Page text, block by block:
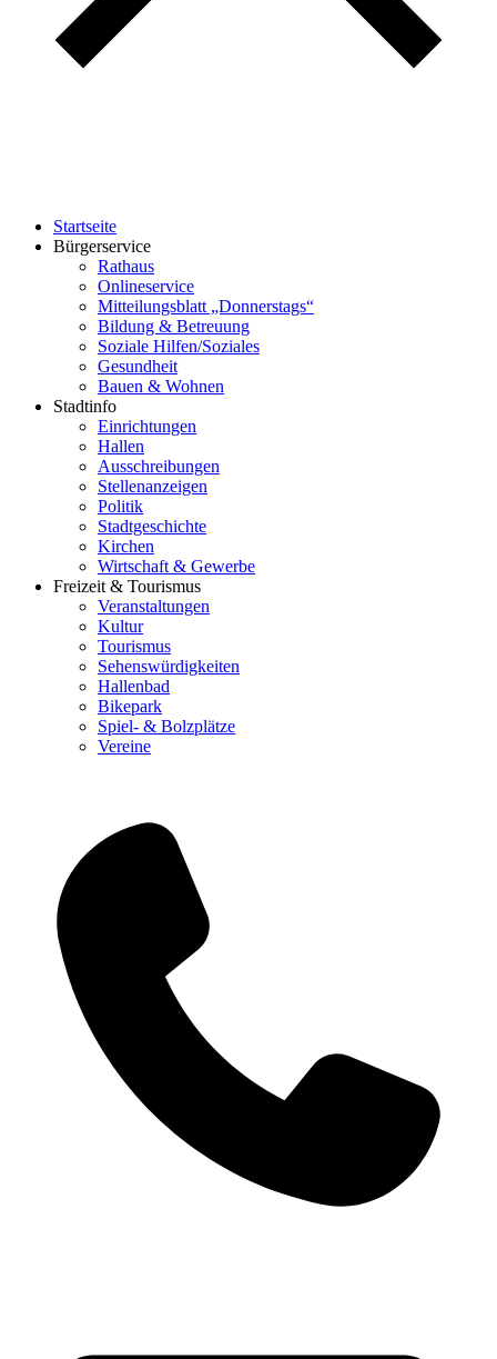
Startseite
Bürgerservice
Rathaus
Onlineservice
Mitteilungsblatt „Donnerstags“
Bildung & Betreuung
Soziale Hilfen/Soziales
Gesundheit
Bauen & Wohnen
Stadtinfo
Einrichtungen
Hallen
Ausschreibungen
Stellenanzeigen
Politik
Stadtgeschichte
Kirchen
Wirtschaft & Gewerbe
Freizeit & Tourismus
Veranstaltungen
Kultur
Tourismus
Sehenswürdigkeiten
Hallenbad
Bikepark
Spiel- & Bolzplätze
Vereine